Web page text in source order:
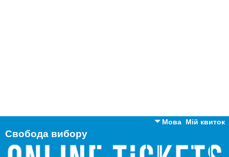
Мій квиток
Мова
Англійська
Свобода вибору